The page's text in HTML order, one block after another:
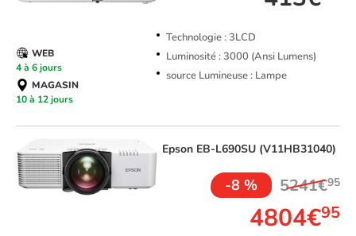
Technologie : 3LCD
Luminosité : 3000 (Ansi Lumens)
source Lumineuse : Lampe
WEB
4 à 6 jours
MAGASIN
10 à 12 jours
Epson EB-L690SU (V11HB31040)
-8 % 5241€95
4804€95